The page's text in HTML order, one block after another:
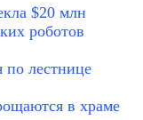
$20 млн
роботов
по лестнице
в храме